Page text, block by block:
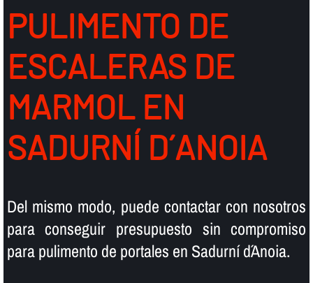
PULIMENTO DE
ESCALERAS DE
MARMOL EN
SADURNÍ D´ANOIA
Del mismo modo, puede contactar con nosotros
para conseguir presupuesto sin compromiso
para pulimento de portales en Sadurní d´Anoia.